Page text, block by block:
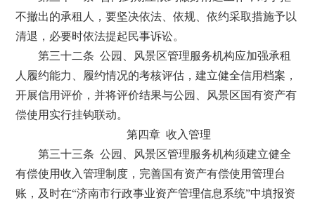
不撤出的承租人，要坚决依法、依规、依约采取措施予以
清退，必要时依法提起民事诉讼。
第三十二条 公园、风景区管理服务机构应加强承租
人履约能力、履约情况的考核评估，建立健全信用档案，
开展信用评价，并将评价结果与公园、风景区国有资产有
偿使用实行挂钩联动。
第四章 收入管理
第三十三条 公园、风景区管理服务机构须建立健全
有偿使用收入管理制度，完善国有资产有偿使用管理台
账，及时在“济南市行政事业资产管理信息系统”中填报资